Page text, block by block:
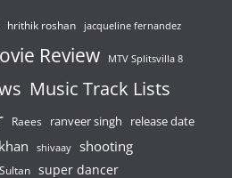
hrithik roshan jacqueline fernandez
Review MTV Splitsvilla 8
Music Track Lists
Raees ranveer singh release date
shivaay shooting
Sultan super dancer